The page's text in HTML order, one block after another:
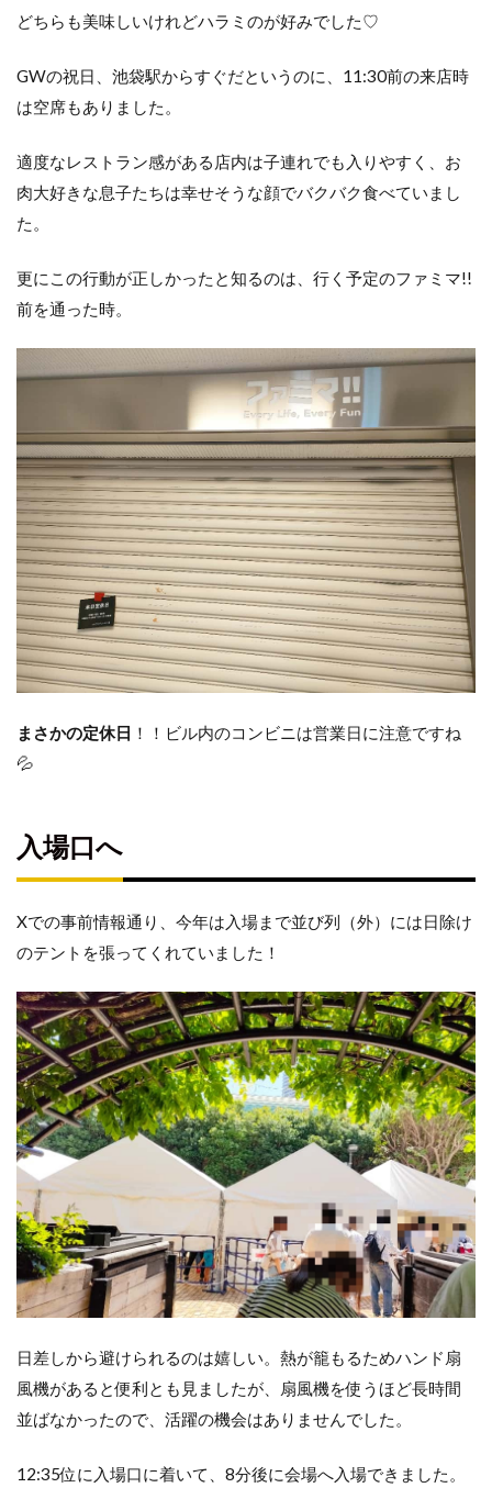
購
入
最
後
どちらも美味しいけれどハラミのが好みでした♡
GWの祝日、池袋駅からすぐだというのに、11:30前の来店時
は空席もありました。
適度なレストラン感がある店内は子連れでも入りやすく、お
肉大好きな息子たちは幸せそうな顔でバクバク食べていまし
た。
更にこの行動が正しかったと知るのは、行く予定のファミマ!!
前を通った時。
まさかの定休日 ！！ビル内のコンビニは営業日に注意ですね
💦
入場口へ
Xでの事前情報通り、今年は入場まで並び列（外）には日除け
のテントを張ってくれていました！
日差しから避けられるのは嬉しい。熱が籠もるためハンド扇
風機があると便利とも見ましたが、扇風機を使うほど長時間
並ばなかったので、活躍の機会はありませんでした。
12:35位に入場口に着いて、8分後に会場へ入場できました。